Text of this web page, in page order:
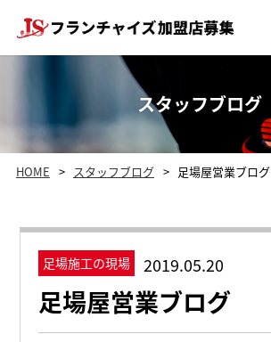
スタッフブログ
HOME スタッフブログ 足場屋営業ブログ
足場施工の現場 2019.05.20
足場屋営業ブログ